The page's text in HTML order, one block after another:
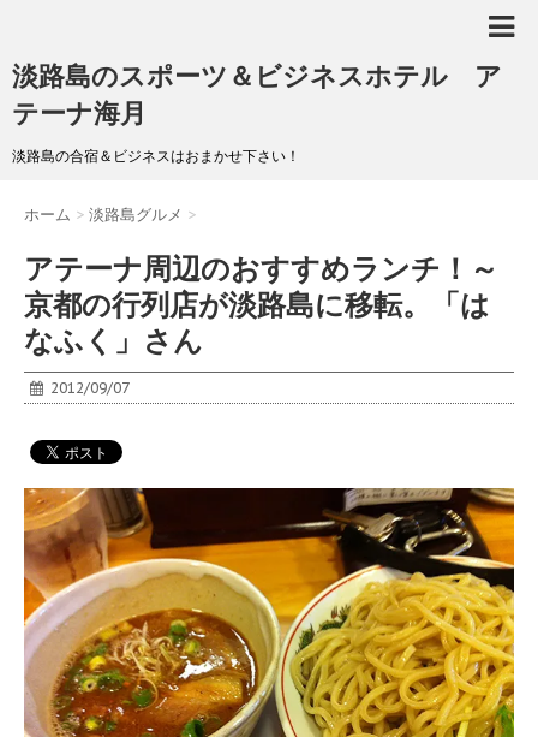
淡路島のスポーツ＆ビジネスホテル ア
テーナ海月
淡路島の合宿＆ビジネスはおまかせ下さい！
ホーム > 淡路島グルメ >
アテーナ周辺のおすすめランチ！～
京都の行列店が淡路島に移転。「は
なふく」さん
2012/09/07